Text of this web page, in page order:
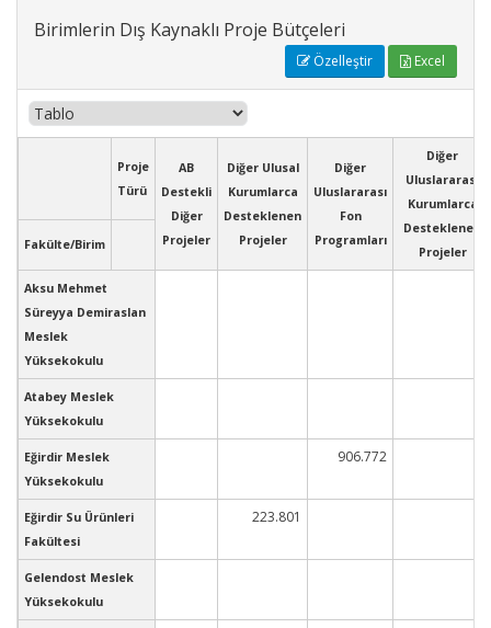
Birimlerin Dış Kaynaklı Proje Bütçeleri
Özelleştir Excel
Proje
Türü
AB
Destekli
Diğer
Projeler
Diğer Ulusal
Kurumlarca
Desteklenen
Projeler
Diğer
Uluslararası
Fon
Programları
Diğer
Uluslararası
Kurumlarca
Desteklenen
Projeler
Fakülte/Birim
Aksu Mehmet
Süreyya Demiraslan
Meslek
Yüksekokulu
Atabey Meslek
Yüksekokulu
Eğirdir Meslek
Yüksekokulu
906.772
Eğirdir Su Ürünleri
Fakültesi
223.801
Gelendost Meslek
Yüksekokulu